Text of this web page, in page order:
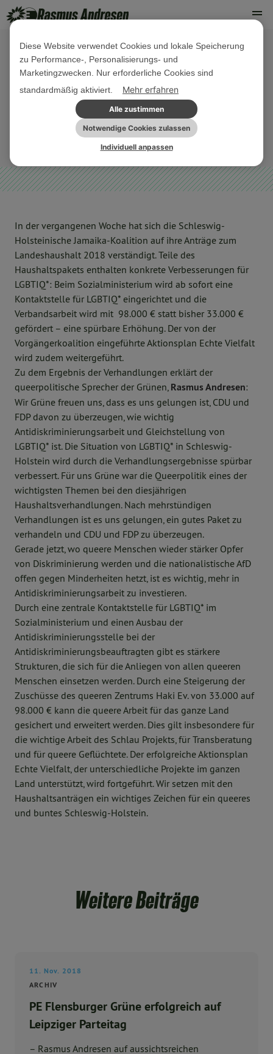
03. FEBRUAR 2018
PM Jamaika-Koalition stärkt Queer-
Arbeit in Schleswig-Holstein
In der vergangenen Woche hat sich die Schleswig-
Holsteinische Jamaika-Koalition auf ihre Anträge zum
Landeshaushalt 2018 verständigt. Teile des
Haushaltspakets enthalten konkrete Verbesserungen für
LGBTIQ*: Beim Sozialministerium wird ab sofort eine
Kontaktstelle für LGBTIQ* eingerichtet und die
Verbandsarbeit wird mit 98.000 € statt bisher 33.000 €
gefördert – eine spürbare Erhöhung. Der von der
Vorgängerkoalition eingeführte Aktionsplan Echte Vielfalt
wird zudem weitergeführt.
Zu dem Ergebnis der Verhandlungen erklärt der
queerpolitische Sprecher der Grünen, Rasmus Andresen:
Wir Grüne freuen uns, dass es uns gelungen ist, CDU und
FDP davon zu überzeugen, wie wichtig
Antidiskriminierungsarbeit und Gleichstellung von
LGBTIQ* ist. Die Situation von LGBTIQ* in Schleswig-
Holstein wird durch die Verhandlungsergebnisse spürbar
verbessert. Für uns Grüne war die Queerpolitik eines der
wichtigsten Themen bei den diesjährigen
Haushaltsverhandlungen. Nach mehrstündigen
Verhandlungen ist es uns gelungen, ein gutes Paket zu
verhandeln und CDU und FDP zu überzeugen.
Gerade jetzt, wo queere Menschen wieder stärker Opfer
von Diskriminierung werden und die nationalistische AfD
offen gegen Minderheiten hetzt, ist es wichtig, mehr in
Antidiskriminierungsarbeit zu investieren.
Durch eine zentrale Kontaktstelle für LGBTIQ* im
Sozialministerium und einen Ausbau der
Antidiskriminierungsstelle bei der
Antidiskriminierungsbeauftragten gibt es stärkere
Strukturen, die sich für die Anliegen von allen queeren
Menschen einsetzen werden. Durch eine Steigerung der
Zuschüsse des queeren Zentrums Haki Ev. von 33.000 auf
98.000 € kann die queere Arbeit für das ganze Land
gesichert und erweitert werden. Dies gilt insbesondere für
die wichtige Arbeit des Schlau Projekts, für Transberatung
und für queere Geflüchtete. Der erfolgreiche Aktionsplan
Echte Vielfalt, der unterschiedliche Projekte im ganzen
Land unterstützt, wird fortgeführt. Wir setzen mit den
Haushaltsanträgen ein wichtiges Zeichen für ein queeres
und buntes Schleswig-Holstein.
Weitere Beiträge
11. Nov. 2018
ARCHIV
PE Flensburger Grüne erfolgreich auf
Leipziger Parteitag
– Rasmus Andresen auf aussichtsreichen
Diese Website verwendet Cookies und lokale Speicherung
zu Performance-, Personalisierungs- und
Marketingzwecken. Nur erforderliche Cookies sind
standardmäßig aktiviert.
Mehr erfahren
Alle zustimmen
Notwendige Cookies zulassen
Individuell anpassen